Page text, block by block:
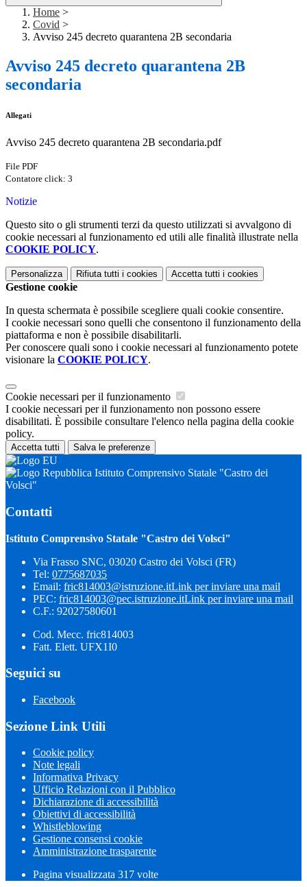
Home >
Covid >
Avviso 245 decreto quarantena 2B secondaria
Avviso 245 decreto quarantena 2B
secondaria
Allegati
Avviso 245 decreto quarantena 2B secondaria.pdf
File PDF
Contatore click: 3
Notizie
Questo sito o gli strumenti terzi da questo utilizzati si avvalgono di
cookie necessari al funzionamento ed utili alle finalità illustrate nella
COOKIE POLICY.
Personalizza Rifiuta tutti i cookies Accetta tutti i cookies
Gestione cookie
In questa schermata è possibile scegliere quali cookie consentire.
I cookie necessari sono quelli che consentono il funzionamento della
piattaforma e non è possibile disabilitarli.
Per conoscere quali sono i cookie necessari al funzionamento potete
visionare la COOKIE POLICY.
Cookie necessari per il funzionamento
I cookie necessari per il funzionamento non possono essere
disabilitati. È possibile consultare l'elenco nella pagina della cookie
policy.
Accetta tutti Salva le preferenze
Istituto Comprensivo Statale "Castro dei
Volsci"
Contatti
Istituto Comprensivo Statale "Castro dei Volsci"
Via Frasso SNC, 03020 Castro dei Volsci (FR)
Tel: 0775687035
Email: fric814003@istruzione.itLink per inviare una mail
PEC: fric814003@pec.istruzione.itLink per inviare una mail
C.F.: 92027580601
Cod. Mecc. fric814003
Fatt. Elett. UFX1I0
Seguici su
Facebook
Sezione Link Utili
Cookie policy
Note legali
Informativa Privacy
Ufficio Relazioni con il Pubblico
Dichiarazione di accessibilità
Obiettivi di accessibilità
Whistleblowing
Gestione consensi cookie
Amministrazione trasparente
Pagina visualizzata 317 volte